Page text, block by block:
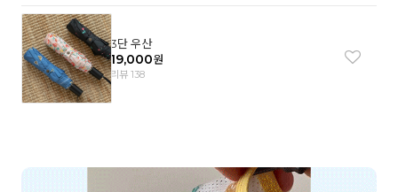
3단 우산
19,000원
리뷰 138